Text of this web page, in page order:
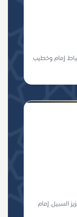
إمام وخطيب
السبيل. إمام